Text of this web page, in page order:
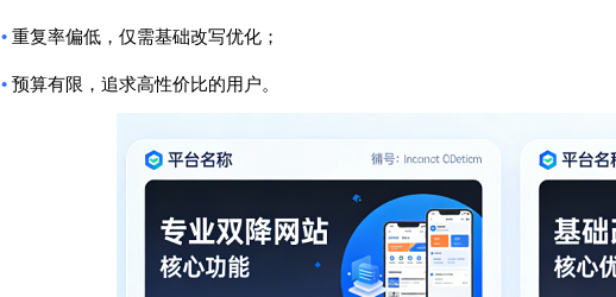
• 重复率偏低，仅需基础改写优化；
• 预算有限，追求高性价比的用户。